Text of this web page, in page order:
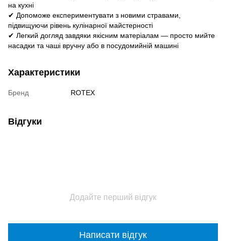
на кухні
✔ Допоможе експериментувати з новими стравами,
підвищуючи рівень кулінарної майстерності
✔ Легкий догляд завдяки якісним матеріалам — просто мийте
насадки та чаші вручну або в посудомийній машині
Характеристики
Бренд ROTEX
Відгуки
Додайте перший відгук
Написати відгук